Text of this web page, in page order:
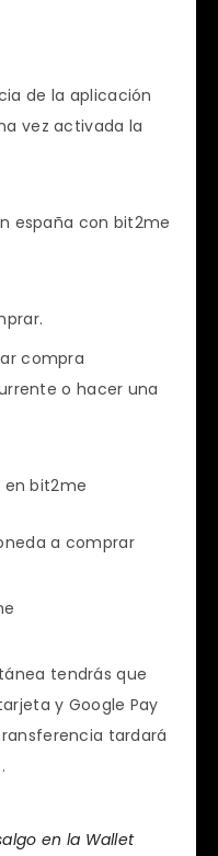
de la aplicación
vez activada la
compra
o hacer una
a comprar
tendrás que
y Google Pay
tardará
en la Wallet